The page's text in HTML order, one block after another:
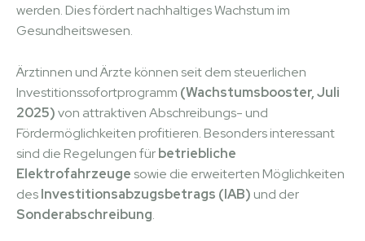
werden. Dies fördert nachhaltiges Wachstum im
Gesundheitswesen.
Ärztinnen und Ärzte können seit dem steuerlichen
Investitionssofortprogramm (Wachstumsbooster, Juli
2025)von attraktiven Abschreibungs- und
Fördermöglichkeiten profitieren. Besonders interessant
sind die Regelungen fürbetriebliche
Elektrofahrzeuge sowie die erweiterten Möglichkeiten
desInvestitionsabzugsbetrags (IAB) und der
Sonderabschreibung.